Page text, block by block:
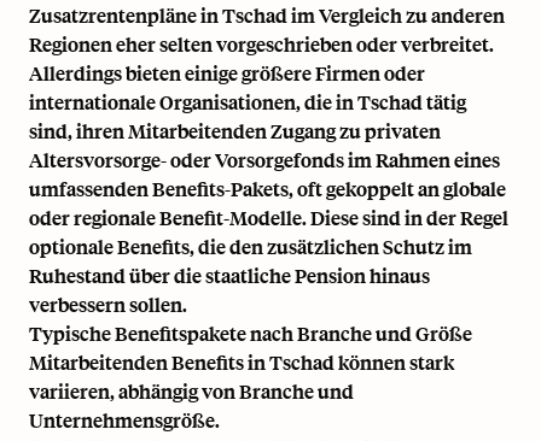
Zusatzrentenpläne in Tschad im Vergleich zu anderen
Regionen eher selten vorgeschrieben oder verbreitet.
Allerdings bieten einige größere Firmen oder
internationale Organisationen, die in Tschad tätig
sind, ihren Mitarbeitenden Zugang zu privaten
Altersvorsorge- oder Vorsorgefonds im Rahmen eines
umfassenden Benefits-Pakets, oft gekoppelt an globale
oder regionale Benefit-Modelle. Diese sind in der Regel
optionale Benefits, die den zusätzlichen Schutz im
Ruhestand über die staatliche Pension hinaus
verbessern sollen.
Typische Benefitspakete nach Branche und Größe
Mitarbeitenden Benefits in Tschad können stark
variieren, abhängig von Branche und
Unternehmensgröße.